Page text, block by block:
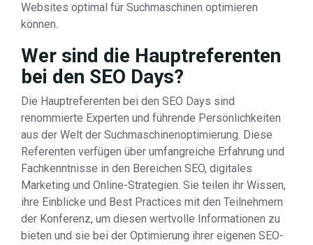
Websites optimal für Suchmaschinen optimieren
können.
Wer sind die Hauptreferenten
bei den SEO Days?
Die Hauptreferenten bei den SEO Days sind
renommierte Experten und führende Persönlichkeiten
aus der Welt der Suchmaschinenoptimierung. Diese
Referenten verfügen über umfangreiche Erfahrung und
Fachkenntnisse in den Bereichen SEO, digitales
Marketing und Online-Strategien. Sie teilen ihr Wissen,
ihre Einblicke und Best Practices mit den Teilnehmern
der Konferenz, um diesen wertvolle Informationen zu
bieten und sie bei der Optimierung ihrer eigenen SEO-